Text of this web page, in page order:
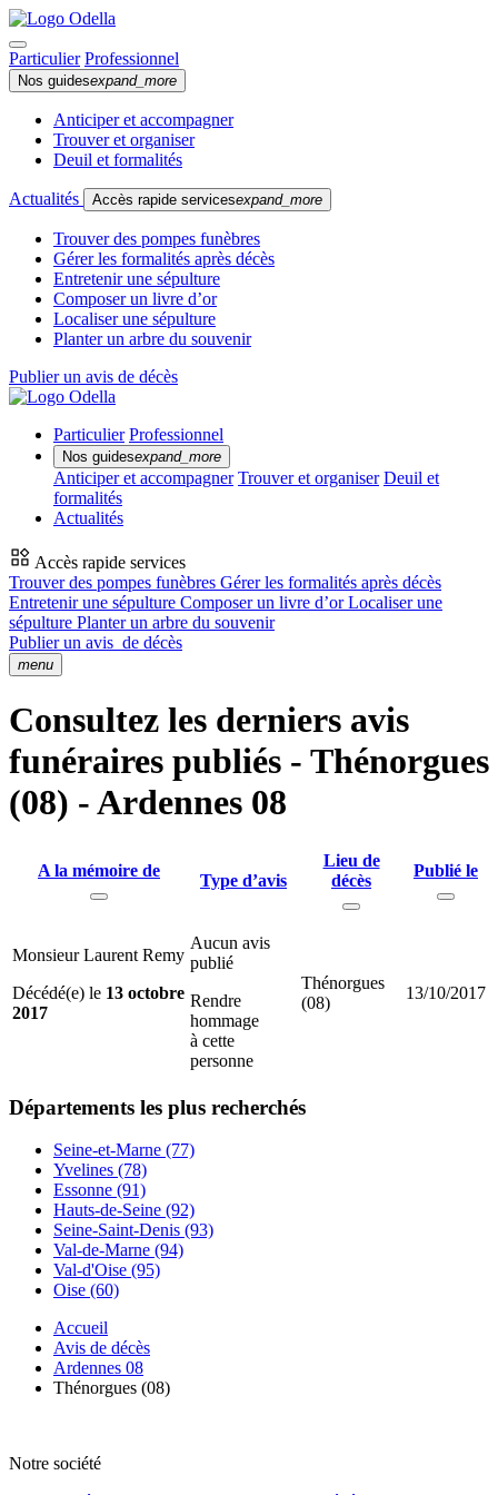
Particulier Professionnel
Nos guidesexpand_more
Anticiper et accompagner
Trouver et organiser
Deuil et formalités
Actualités Accès rapide servicesexpand_more
Trouver des pompes funèbres
Gérer les formalités après décès
Entretenir une sépulture
Composer un livre d’or
Localiser une sépulture
Planter un arbre du souvenir
Publier un avis de décès
Particulier Professionnel
Nos guidesexpand_more
Anticiper et accompagner Trouver et organiser Deuil et
formalités
Actualités
Accès rapide services
Trouver des pompes funèbres Gérer les formalités après décès
Entretenir une sépulture Composer un livre d’orLocaliser une
sépulture Planter un arbre du souvenir
Publier un avis de décès
menu
Consultez les derniers avis
funéraires publiés - Thénorgues
(08) - Ardennes 08
A la mémoire de
Type d’avis
Lieu de
décès
Publié le
Monsieur Laurent Remy
Décédé(e) le 13 octobre
2017
Aucun avis
publié
Rendre
hommage
à cette
personne
Thénorgues
(08)
13/10/2017
Départements les plus recherchés
Seine-et-Marne (77)
Yvelines (78)
Essonne (91)
Hauts-de-Seine (92)
Seine-Saint-Denis (93)
Val-de-Marne (94)
Val-d'Oise (95)
Oise (60)
Accueil
Avis de décès
Ardennes 08
Thénorgues (08)
Notre société